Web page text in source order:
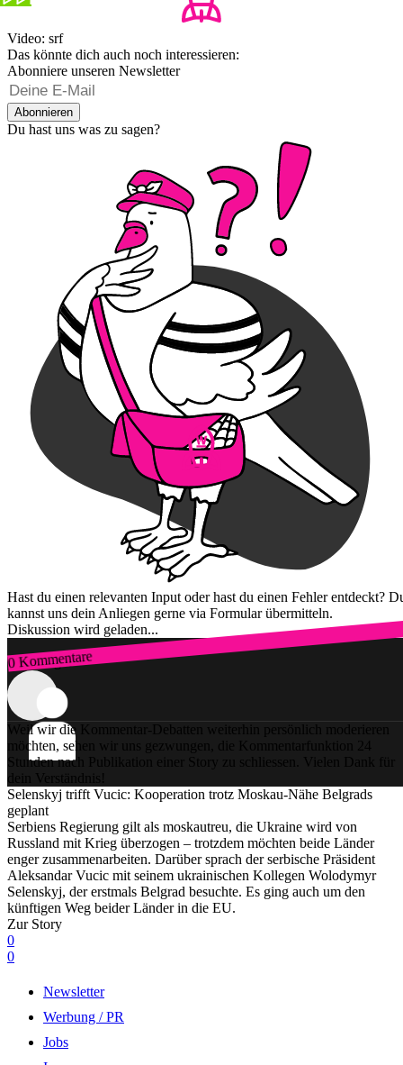
Video: srf
Das könnte dich auch noch interessieren:
Abonniere unseren Newsletter
Abonnieren
Du hast uns was zu sagen?
Hast du einen relevanten Input oder hast du einen Fehler entdeckt?
kannst uns dein Anliegen gerne via Formular übermitteln.
Diskussion wird geladen...
0 Kommentare
Zum Login
Weil wir die Kommentar-Debatten weiterhin persönlich moderieren
möchten, sehen wir uns gezwungen, die Kommentarfunktion 24
Stunden nach Publikation einer Story zu schliessen. Vielen Dank für
dein Verständnis!
Selenskyj trifft Vucic: Kooperation trotz Moskau-Nähe Belgrads
geplant
Serbiens Regierung gilt als moskautreu, die Ukraine wird von
Russland mit Krieg überzogen – trotzdem möchten beide Länder
enger zusammenarbeiten. Darüber sprach der serbische Präsident
Aleksandar Vucic mit seinem ukrainischen Kollegen Wolodymyr
Selenskyj, der erstmals Belgrad besuchte. Es ging auch um den
künftigen Weg beider Länder in die EU.
Zur Story
0
0
Newsletter
Werbung / PR
Jobs